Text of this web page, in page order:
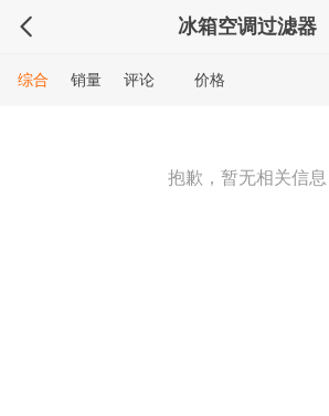
冰箱空调过滤器
综合 销量 评论 价格
抱歉，暂无相关信息